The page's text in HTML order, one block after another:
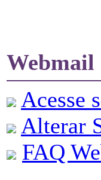
Webmail
Acesse
Alterar
FAQ